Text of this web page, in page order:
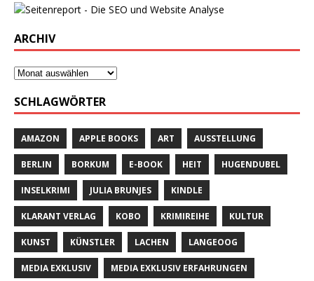
ARCHIV
SCHLAGWÖRTER
AMAZON APPLE BOOKS ART AUSSTELLUNG
BERLIN BORKUM E-BOOK HEIT HUGENDUBEL
INSELKRIMI JULIA BRUNJES KINDLE
KLARANT VERLAG KOBO KRIMIREIHE KULTUR
KUNST KÜNSTLER LACHEN LANGEOOG
MEDIA EXKLUSIV MEDIA EXKLUSIV ERFAHRUNGEN